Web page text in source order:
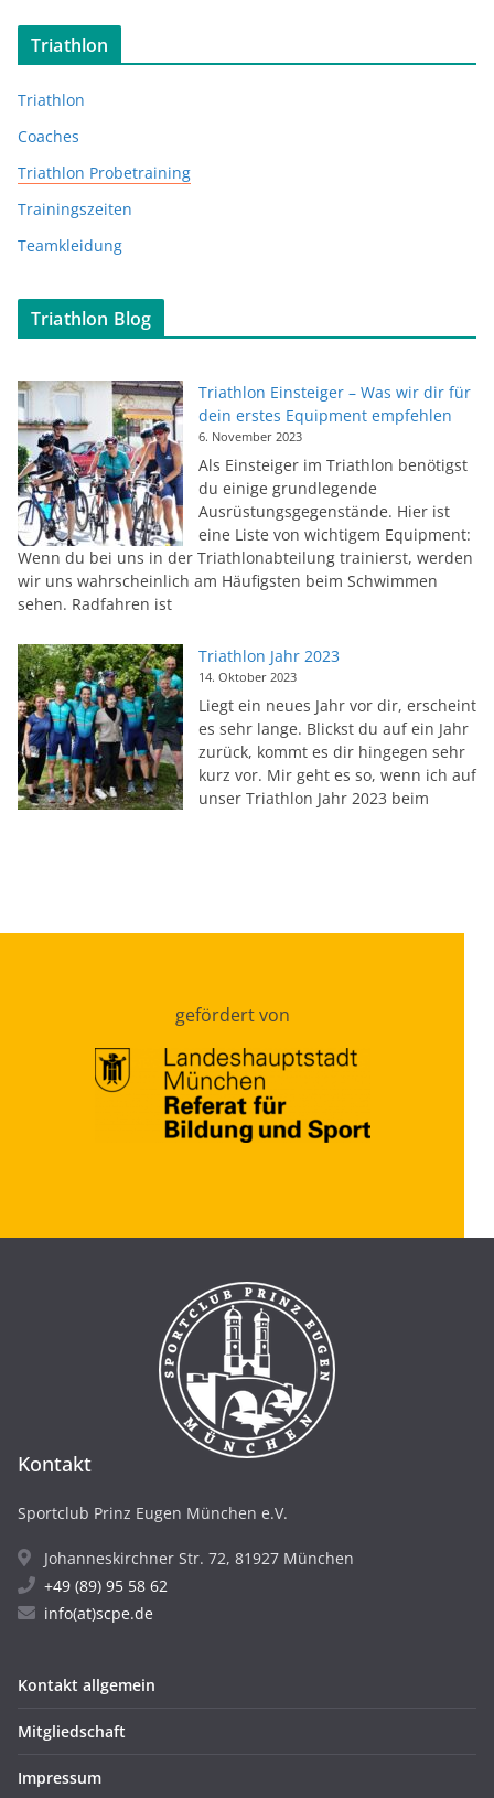
Triathlon
Triathlon
Coaches
Triathlon Probetraining
Trainingszeiten
Teamkleidung
Triathlon Blog
Triathlon Einsteiger – Was wir dir für
dein erstes Equipment empfehlen
6. November 2023
Als Einsteiger im Triathlon benötigst
du einige grundlegende
Ausrüstungsgegenstände. Hier ist
eine Liste von wichtigem Equipment:
Wenn du bei uns in der Triathlonabteilung trainierst, werden
wir uns wahrscheinlich am Häufigsten beim Schwimmen
sehen. Radfahren ist
Triathlon Jahr 2023
14. Oktober 2023
Liegt ein neues Jahr vor dir, erscheint
es sehr lange. Blickst du auf ein Jahr
zurück, kommt es dir hingegen sehr
kurz vor. Mir geht es so, wenn ich auf
unser Triathlon Jahr 2023 beim
gefördert von
Kontakt
Sportclub Prinz Eugen München e.V.
Johanneskirchner Str. 72, 81927 München
+49 (89) 95 58 62
info(at)scpe.de
Kontakt allgemein
Mitgliedschaft
Impressum